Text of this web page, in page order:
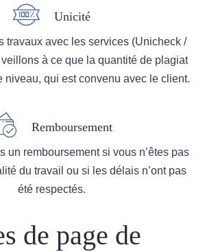
Unicité
travaux avec les services (Unicheck /
à ce que la quantité de plagiat
niveau, qui est convenu avec le client.
Remboursement
un remboursement si vous n’êtes pas
du travail ou si les délais n’ont pas
été respectés.
de page de